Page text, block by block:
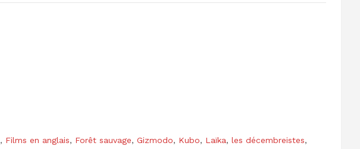
, Films en anglais, Forêt sauvage, Gizmodo, Kubo, Laïka, les décembreistes,